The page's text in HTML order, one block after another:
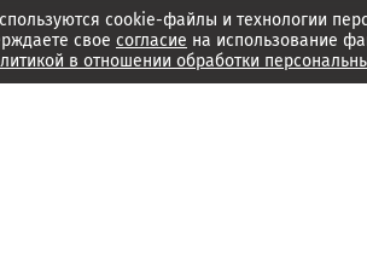
cookie-файлы и технологии
свое согласие на использование
в отношении обработки